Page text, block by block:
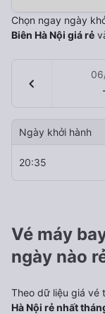
Chọn ngay ngày
Biên Hà Nội giá rẻ
chevron_left
Ngày khởi hành
20:35
Vé máy
ngày nào
Theo dữ liệu giá vé
Hà Nội rẻ nhất